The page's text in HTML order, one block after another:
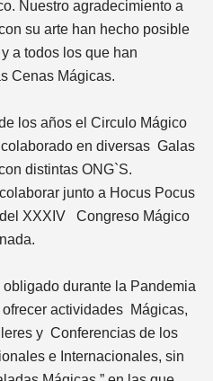
Nuestro agradecimiento a
su arte han hecho posible
a todos los que han
Cenas Mágicas.
los años el Circulo Mágico
en diversas Galas
distintas ONG`S.
junto a Hocus Pocus
XXXIV Congreso Mágico
durante la Pandemia
actividades Mágicas,
y Conferencias de los
e Internacionales, sin